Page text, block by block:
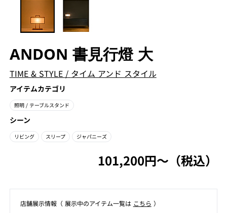
ANDON 書見行燈 大
TIME & STYLE / タイム アンド スタイル
アイテムカテゴリ
照明 / テーブルスタンド
シーン
リビング スリープ ジャパニーズ
101,200円〜（税込）
店舗展⽰情報（ 展⽰中のアイテム⼀覧は こちら ）